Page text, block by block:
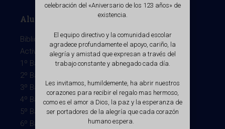
Alumnos
Biblioteca Virtual
Actividades extraescolares
1º Básico
2º Básico
3º Básico
4º Básico
5º Básico
6º Básico
celebración del «Aniversario de los 123 años» de
existencia.
El equipo directivo y la comunidad escolar
agradece profundamente el apoyo, cariño, la
alegría y amistad que expresan a través del
trabajo constante y abnegado cada día.
Les invitamos, humildemente, ha abrir nuestros
corazones para recibir el regalo mas hermoso,
como es el amor a Dios, la paz y la esperanza de
ser portadores de la alegría que cada corazón
humano espera.